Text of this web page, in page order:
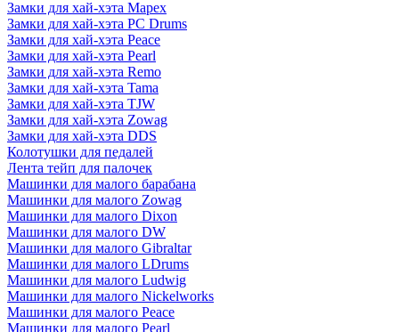
Замки для хай-хэта Mapex
Замки для хай-хэта PC Drums
Замки для хай-хэта Peace
Замки для хай-хэта Pearl
Замки для хай-хэта Remo
Замки для хай-хэта Tama
Замки для хай-хэта TJW
Замки для хай-хэта Zowag
Замки для хай-хэта DDS
Колотушки для педалей
Лента тейп для палочек
Машинки для малого барабана
Машинки для малого Zowag
Машинки для малого Dixon
Машинки для малого DW
Машинки для малого Gibraltar
Машинки для малого LDrums
Машинки для малого Ludwig
Машинки для малого Nickelworks
Машинки для малого Peace
Машинки для малого Pearl